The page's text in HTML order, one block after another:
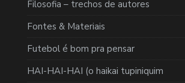
Filosofia – trechos de autores
Fontes & Materiais
Futebol é bom pra pensar
HAI-HAI-HAI (o haikai tupiniquim